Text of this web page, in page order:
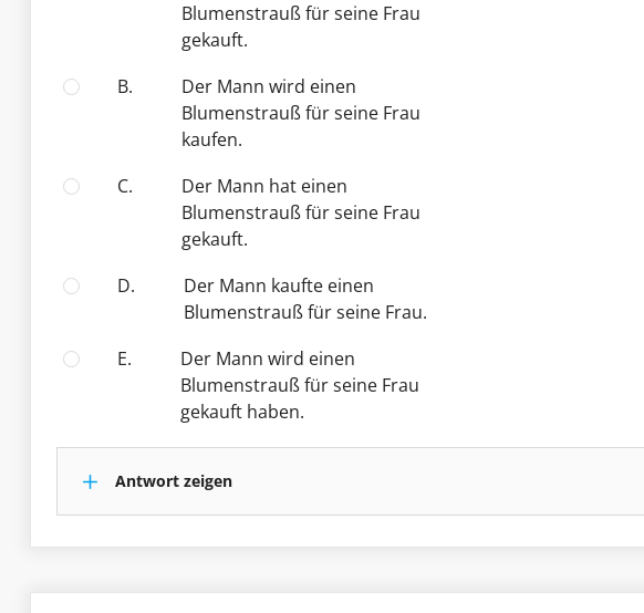
Blumenstrauß für seine Frau
gekauft.
B.
Der Mann wird einen
Blumenstrauß für seine Frau
kaufen.
C.
Der Mann hat einen
Blumenstrauß für seine Frau
gekauft.
D.
Der Mann kaufte einen
Blumenstrauß für seine Frau.
E.
Der Mann wird einen
Blumenstrauß für seine Frau
gekauft haben.
Antwort zeigen